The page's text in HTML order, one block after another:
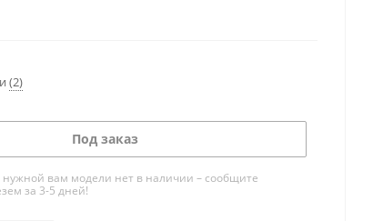
(2)
Под заказ
вам модели нет в наличии – сообщите
за 3-5 дней!